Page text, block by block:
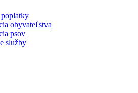
obyvateľstva
psov
služby